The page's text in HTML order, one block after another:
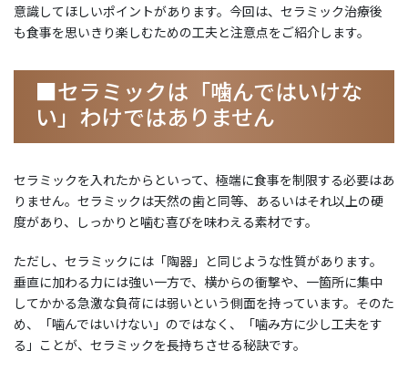
意識してほしいポイントがあります。今回は、セラミック治療後
も食事を思いきり楽しむための工夫と注意点をご紹介します。
■セラミックは「噛んではいけな
い」わけではありません
セラミックを入れたからといって、極端に食事を制限する必要はあ
りません。セラミックは天然の歯と同等、あるいはそれ以上の硬
度があり、しっかりと噛む喜びを味わえる素材です。
ただし、セラミックには「陶器」と同じような性質があります。
垂直に加わる力には強い一方で、横からの衝撃や、一箇所に集中
してかかる急激な負荷には弱いという側面を持っています。そのた
め、「噛んではいけない」のではなく、「噛み方に少し工夫をす
る」ことが、セラミックを長持ちさせる秘訣です。